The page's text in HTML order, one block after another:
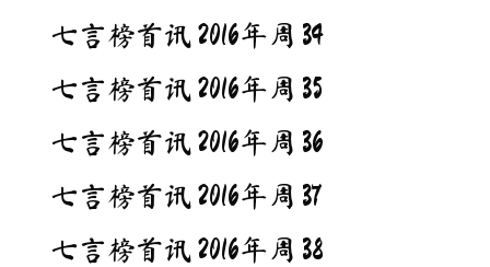
七言榜首讯 2016年周 34
七言榜首讯 2016年周 35
七言榜首讯 2016年周 36
七言榜首讯 2016年周 37
七言榜首讯 2016年周 38